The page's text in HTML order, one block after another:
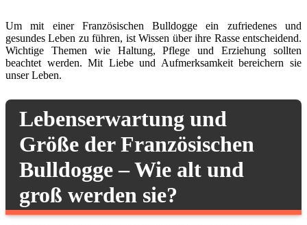
Um mit einer Französischen Bulldogge ein zufriedenes und
gesundes Leben zu führen, ist Wissen über ihre Rasse entscheidend.
Wichtige Themen wie Haltung, Pflege und Erziehung sollten
beachtet werden. Mit Liebe und Aufmerksamkeit bereichern sie
unser Leben.
Lebenserwartung und
Größe der Französischen
Bulldogge – Wie alt und
groß werden sie?